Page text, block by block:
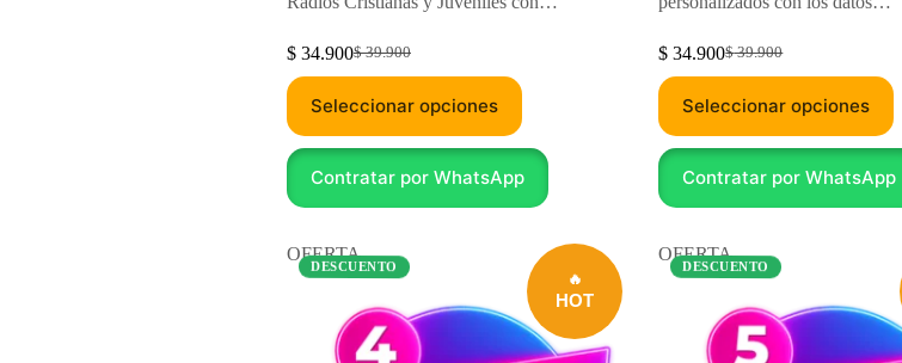
$39.900
$ 34.900
Seleccionar opciones
Contratar por WhatsApp
$39.900
$ 34.900
Seleccionar opciones
Contratar por WhatsApp
DESCUENTO
OFERTA
DESCUENTO
OFERTA